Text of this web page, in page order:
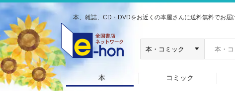
本、雑誌、CD・DVDをお近くの本屋さんに送料無料でお届
本 コミック